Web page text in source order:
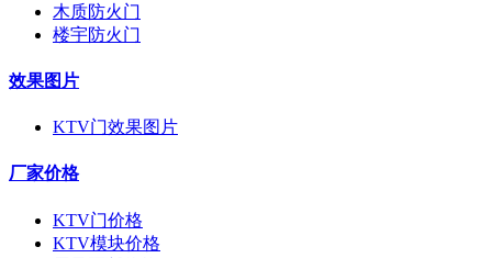
木质防火门
楼宇防火门
效果图片
KTV门效果图片
厂家价格
KTV门价格
KTV模块价格